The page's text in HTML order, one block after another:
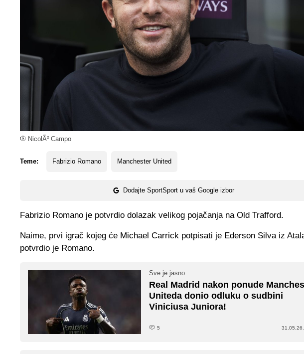
NicolÃ² Campo
Teme: Fabrizio Romano Manchester United
Dodajte SportSport u vaš Google izbor
Fabrizio Romano je potvrdio dolazak velikog pojačanja na Old Trafford.
Naime, prvi igrač kojeg će Michael Carrick potpisati je Ederson Silva iz
potvrdio je Romano.
Sve je jasno
Real Madrid nakon ponude
Uniteda donio odluku o sudbini
Viniciusa Juniora!
5